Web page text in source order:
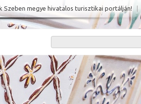
Szeben megye hivatalos turisztikai portálján!